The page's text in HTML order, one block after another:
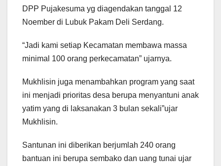
DPP Pujakesuma yg diagendakan tanggal 12
Noember di Lubuk Pakam Deli Serdang.
“Jadi kami setiap Kecamatan membawa massa
minimal 100 orang perkecamatan” ujarnya.
Mukhlisin juga menambahkan program yang saat
ini menjadi prioritas desa berupa menyantuni anak
yatim yang di laksanakan 3 bulan sekali”ujar
Mukhlisin.
Santunan ini diberikan berjumlah 240 orang
bantuan ini berupa sembako dan uang tunai ujar